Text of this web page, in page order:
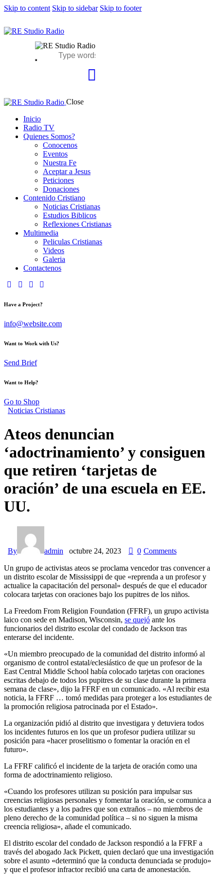
Skip to content Skip to sidebar Skip to footer
Close
Inicio
Radio TV
Quienes Somos?
Conocenos
Eventos
Nuestra Fe
Aceptar a Jesus
Peticiones
Donaciones
Contenido Cristiano
Noticias Cristianas
Estudios Biblicos
Reflexiones Cristianas
Multimedia
Peliculas Cristianas
Videos
Galeria
Contactenos
Have a Project?
info@website.com
Want to Work with Us?
Send Brief
Want to Help?
Go to Shop
Noticias Cristianas
Ateos denuncian
‘adoctrinamiento’ y consiguen
que retiren ‘tarjetas de
oración’ de una escuela en EE.
UU.
By admin octubre 24, 2023 0 Comments
Un grupo de activistas ateos se proclama vencedor tras convencer a
un distrito escolar de Mississippi de que «reprenda a un profesor y
actualice la capacitación del personal» después de que el educador
colocara tarjetas con oraciones bajo los pupitres de los niños.
La Freedom From Religion Foundation (FFRF), un grupo activista
laico con sede en Madison, Wisconsin, se quejó ante los
funcionarios del distrito escolar del condado de Jackson tras
enterarse del incidente.
«Un miembro preocupado de la comunidad del distrito informó al
organismo de control estatal/eclesiástico de que un profesor de la
East Central Middle School había colocado tarjetas con oraciones
escritas debajo de todos los pupitres de su clase durante la primera
semana de clase», dijo la FFRF en un comunicado. «Al recibir esta
noticia, la FFRF … tomó medidas para proteger a los estudiantes de
la promoción religiosa patrocinada por el Estado».
La organización pidió al distrito que investigara y detuviera todos
los incidentes futuros en los que un profesor pudiera utilizar su
posición para «hacer proselitismo o fomentar la oración en el
futuro».
La FFRF calificó el incidente de la tarjeta de oración como una
forma de adoctrinamiento religioso.
«Cuando los profesores utilizan su posición para impulsar sus
creencias religiosas personales y fomentar la oración, se comunica a
los estudiantes y a los padres que son extraños – no miembros de
pleno derecho de la comunidad política – si no siguen la misma
creencia religiosa», añade el comunicado.
El distrito escolar del condado de Jackson respondió a la FFRF a
través del abogado Jack Pickett, quien declaró que una investigación
sobre el asunto «determinó que la conducta denunciada se produjo»
y que el profesor infractor recibió una carta de amonestación.